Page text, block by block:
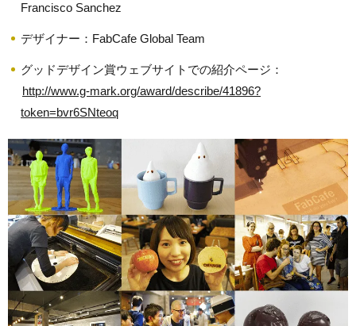
Francisco Sanchez
デザイナー：FabCafe Global Team
グッドデザイン賞ウェブサイトでの紹介ページ：
http://www.g-mark.org/award/describe/41896?
token=bvr6SNteoq